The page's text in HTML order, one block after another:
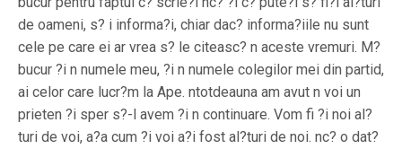
de oameni, s? i informa?i, chiar dac? informa?iile nu sunt
cele pe care ei ar vrea s? le citeasc? n aceste vremuri. M?
bucur ?i n numele meu, ?i n numele colegilor mei din partid,
ai celor care lucr?m la Ape. ntotdeauna am avut n voi un
prieten ?i sper s?-l avem ?i n continuare. Vom fi ?i noi al?
turi de voi, a?a cum ?i voi a?i fost al?turi de noi. nc? o dat?